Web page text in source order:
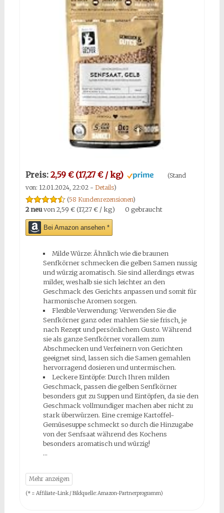
Preis: 2,59 € (17,27 € / kg)
(Stand
von: 12.01.2024, 22:02 - Details)
(58 Kundenrezensionen)
2 neuvon 2,59 € (17,27 € / kg) 0 gebraucht
Bei Amazon ansehen *
Milde Würze: Ähnlich wie die braunen
Senfkörner schmecken die gelben Samen nussig
und würzig aromatisch. Sie sind allerdings etwas
milder, weshalb sie sich leichter an den
Geschmack des Gerichts anpassen und somit für
harmonische Aromen sorgen.
Flexible Verwendung: Verwenden Sie die
Senfkörner ganz oder mahlen Sie sie frisch, je
nach Rezept und persönlichem Gusto. Während
sie als ganze Senfkörner vorallem zum
Abschmecken und Verfeinern von Gerichten
geeignet sind, lassen sich die Samen gemahlen
hervorragend dosieren und untermischen.
Leckere Eintöpfe: Durch Ihren milden
Geschmack, passen die gelben Senfkörner
besonders gut zu Suppen und Eintöpfen, da sie den
Geschmack vollmundiger machen aber nicht zu
stark überwürzen. Eine cremige Kartoffel-
Gemüsesuppe schmeckt so durch die Hinzugabe
von der Senfsaat während des Kochens
besonders aromatisch und würzig!
(* = Affiliate-Link / Bildquelle: Amazon-Partnerprogramm)